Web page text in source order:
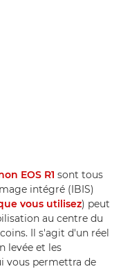
EOS R1 sont tous
intégré (IBIS)
vous utilisez) peut
au centre du
Il s'agit d'un réel
levée et les
vous permettra de